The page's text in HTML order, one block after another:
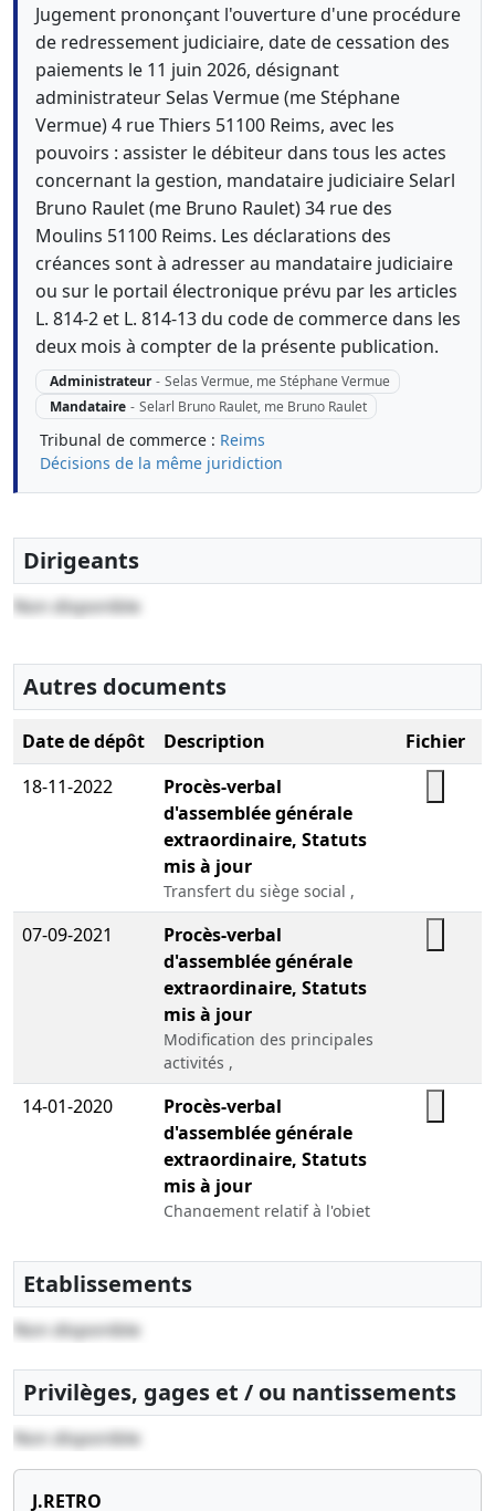
Jugement prononçant l'ouverture d'une procédure
de redressement judiciaire, date de cessation des
paiements le 11 juin 2026, désignant
administrateur Selas Vermue (me Stéphane
Vermue) 4 rue Thiers 51100 Reims, avec les
pouvoirs : assister le débiteur dans tous les actes
concernant la gestion, mandataire judiciaire Selarl
Bruno Raulet (me Bruno Raulet) 34 rue des
Moulins 51100 Reims. Les déclarations des
créances sont à adresser au mandataire judiciaire
ou sur le portail électronique prévu par les articles
L. 814-2 et L. 814-13 du code de commerce dans les
deux mois à compter de la présente publication.
Administrateur - Selas Vermue, me Stéphane Vermue
Mandataire - Selarl Bruno Raulet, me Bruno Raulet
Tribunal de commerce : Reims
Décisions de la même juridiction
Dirigeants
Non disponible
Autres documents
Date de dépôt Description
Fichier
18-11-2022
Procès-verbal
d'assemblée générale
extraordinaire, Statuts
mis à jour
Transfert du siège social ,
07-09-2021
Procès-verbal
d'assemblée générale
extraordinaire, Statuts
mis à jour
Modification des principales
activités ,
14-01-2020
Procès-verbal
d'assemblée générale
extraordinaire, Statuts
mis à jour
Changement relatif à l'objet
14-11-2018
Statuts mis à jour,
Procès-verbal
02-11-2017
Divers
25-08-2016
Statuts constitutifs
Etablissements
Non disponible
Privilèges, gages et / ou nantissements
Non disponible
J.RETRO